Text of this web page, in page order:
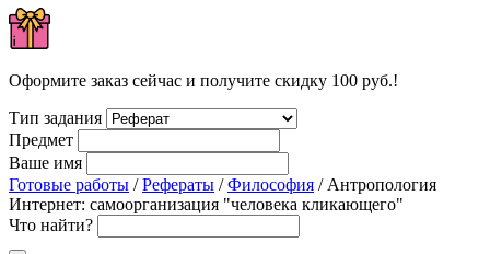
Оформите заказ сейчас и получите скидку 100 руб.!
Тип задания
Предмет
Ваше имя
Готовые работы /Рефераты /Философия / Антропология
Интернет: самоорганизация "человека кликающего"
Что найти?